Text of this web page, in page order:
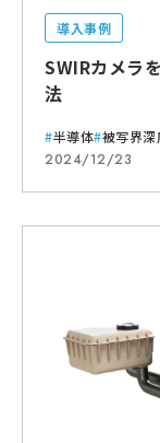
導入事例
SWIRカメラ
法
半導体 被写界深
2024/12/23